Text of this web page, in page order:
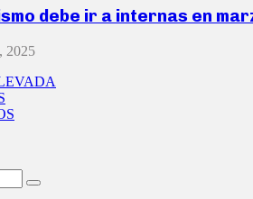
debe ir a internas en
2025
Search